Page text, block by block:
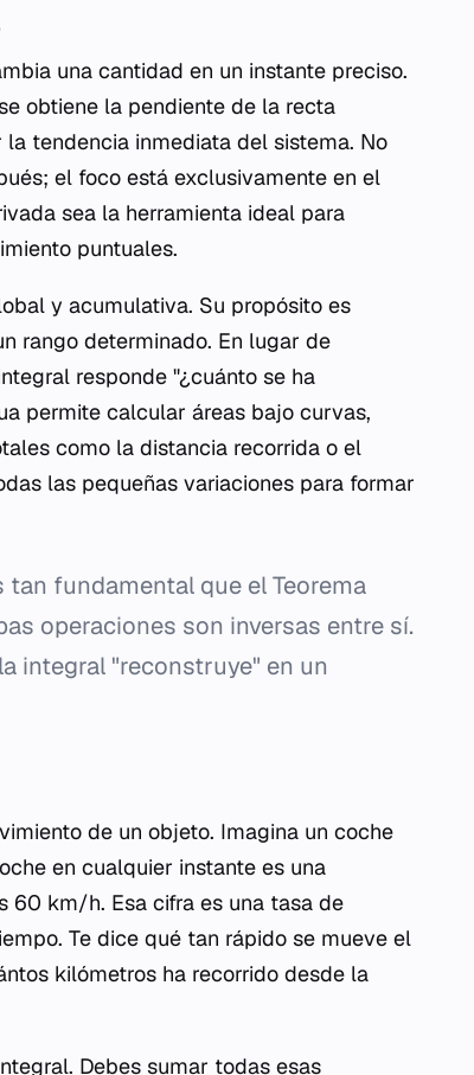
una cantidad en un instante preciso.
obtiene la pendiente de la recta
tendencia inmediata del sistema. No
el foco está exclusivamente en el
sea la herramienta ideal para
puntuales.
y acumulativa. Su propósito es
rango determinado. En lugar de
responde "¿cuánto se ha
permite calcular áreas bajo curvas,
como la distancia recorrida o el
las pequeñas variaciones para formar
fundamental que el Teorema
operaciones son inversas entre sí.
integral "reconstruye" en un
de un objeto. Imagina un coche
en cualquier instante es una
60 km/h. Esa cifra es una tasa de
Te dice qué tan rápido se mueve el
kilómetros ha recorrido desde la
Debes sumar todas esas